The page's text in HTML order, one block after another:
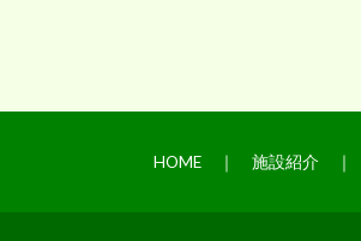
HOME｜ 施設紹介｜